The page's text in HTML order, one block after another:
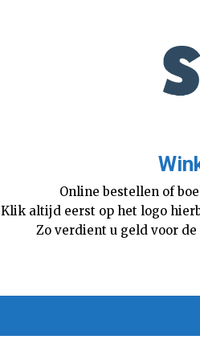
Online bestellen of
Klik altijd eerst op het logo
Zo verdient u geld voor